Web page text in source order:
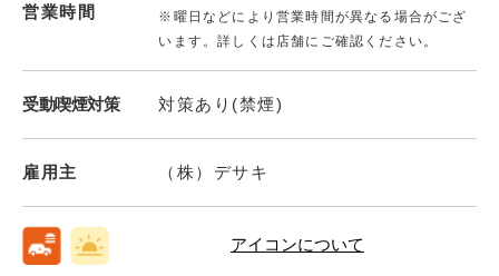
営業時間
※曜日などにより営業時間が異なる場合がござ
います。詳しくは店舗にご確認ください。
受動喫煙対策 対策あり(禁煙)
雇用主 （株）デサキ
アイコンについて